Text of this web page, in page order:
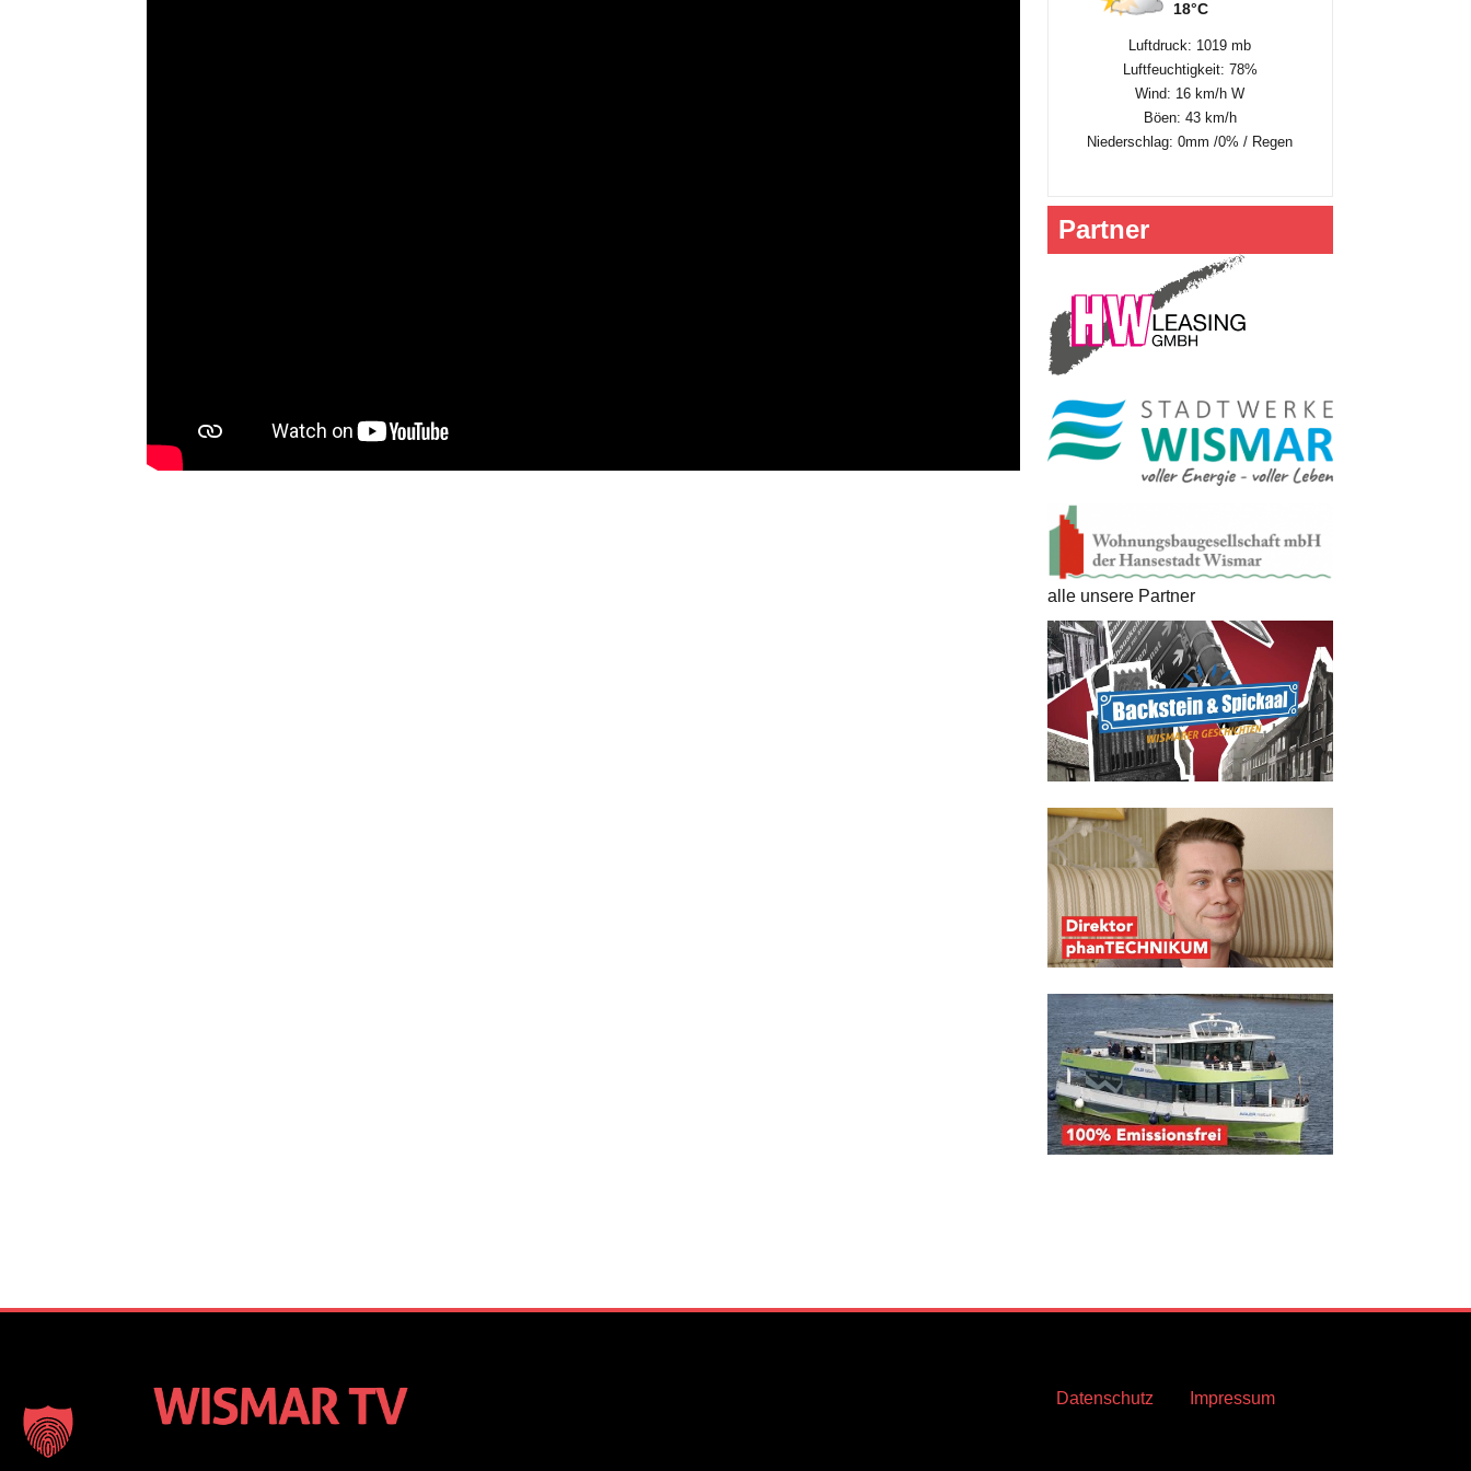
18°C
Luftdruck: 1019 mb
Luftfeuchtigkeit: 78%
Wind: 16 km/h W
Böen: 43 km/h
Niederschlag:0mm /0% / Regen
Partner
alle unsere Partner
Datenschutz Impressum